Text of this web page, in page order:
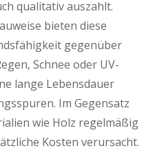
qualitativ auszahlt.
bieten diese
gegenüber
Schnee oder UV-
lange Lebensdauer
Im Gegensatz
wie Holz regelmäßig
Kosten verursacht.